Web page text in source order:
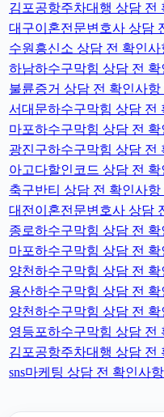
김포공항주차대행 상담 전
대구이혼전문변호사 상담
수원흥신소 상담 전 확인사
하남하수구막힘 상담 전 확
불륜증거 상담 전 확인사항
서대문하수구막힘 상담 전
마포하수구막힘 상담 전 확
광진구하수구막힘 상담 전
아고다할인코드 상담 전 확
축구반티 상담 전 확인사항
대전이혼전문변호사 상담
종로하수구막힘 상담 전 확
마포하수구막힘 상담 전 확
양천하수구막힘 상담 전 확
용산하수구막힘 상담 전 확
양천하수구막힘 상담 전 확
영등포하수구막힘 상담 전
김포공항주차대행 상담 전
sns마케팅 상담 전 확인사